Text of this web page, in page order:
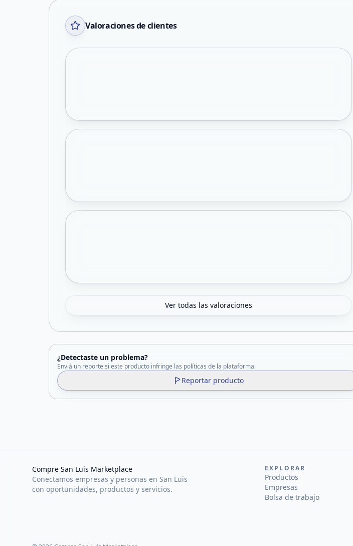
Valoraciones de clientes
Ver todas las valoraciones
¿Detectaste un problema?
Enviá un reporte si este producto infringe las políticas de la plataforma.
Reportar producto
Compre San Luis Marketplace
Conectamos empresas y personas en San Luis
con oportunidades, productos y servicios.
EXPLORAR
Productos
Empresas
Bolsa de trabajo